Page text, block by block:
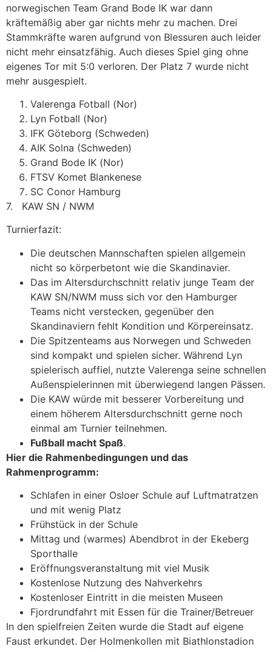
norwegischen Team Grand Bode IK war dann
kräftemäßig aber gar nichts mehr zu machen. Drei
Stammkräfte waren aufgrund von Blessuren auch leider
nicht mehr einsatzfähig. Auch dieses Spiel ging ohne
eigenes Tor mit 5:0 verloren. Der Platz 7 wurde nicht
mehr ausgespielt.
Valerenga Fotball (Nor)
Lyn Fotball (Nor)
IFK Göteborg (Schweden)
AIK Solna (Schweden)
Grand Bode IK (Nor)
FTSV Komet Blankenese
SC Conor Hamburg
7. KAW SN / NWM
Turnierfazit:
Die deutschen Mannschaften spielen allgemein
nicht so körperbetont wie die Skandinavier.
Das im Altersdurchschnitt relativ junge Team der
KAW SN/NWM muss sich vor den Hamburger
Teams nicht verstecken, gegenüber den
Skandinaviern fehlt Kondition und Körpereinsatz.
Die Spitzenteams aus Norwegen und Schweden
sind kompakt und spielen sicher. Während Lyn
spielerisch auffiel, nutzte Valerenga seine schnellen
Außenspielerinnen mit überwiegend langen Pässen.
Die KAW würde mit besserer Vorbereitung und
einem höherem Altersdurchschnitt gerne noch
einmal am Turnier teilnehmen.
Fußball macht Spaß.
Hier die Rahmenbedingungen und das
Rahmenprogramm:
Schlafen in einer Osloer Schule auf Luftmatratzen
und mit wenig Platz
Frühstück in der Schule
Mittag und (warmes) Abendbrot in der Ekeberg
Sporthalle
Eröffnungsveranstaltung mit viel Musik
Kostenlose Nutzung des Nahverkehrs
Kostenloser Eintritt in die meisten Museen
Fjordrundfahrt mit Essen für die Trainer/Betreuer
In den spielfreien Zeiten wurde die Stadt auf eigene
Faust erkundet. Der Holmenkollen mit Biathlonstadion